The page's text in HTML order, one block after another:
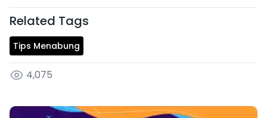
Related Tags
Tips Menabung
4,075